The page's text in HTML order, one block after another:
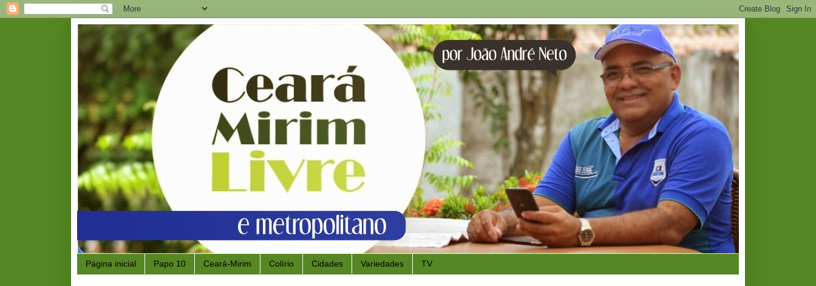
Página inicial Papo 10 Ceará-Mirim Colírio Cidades Variedades TV